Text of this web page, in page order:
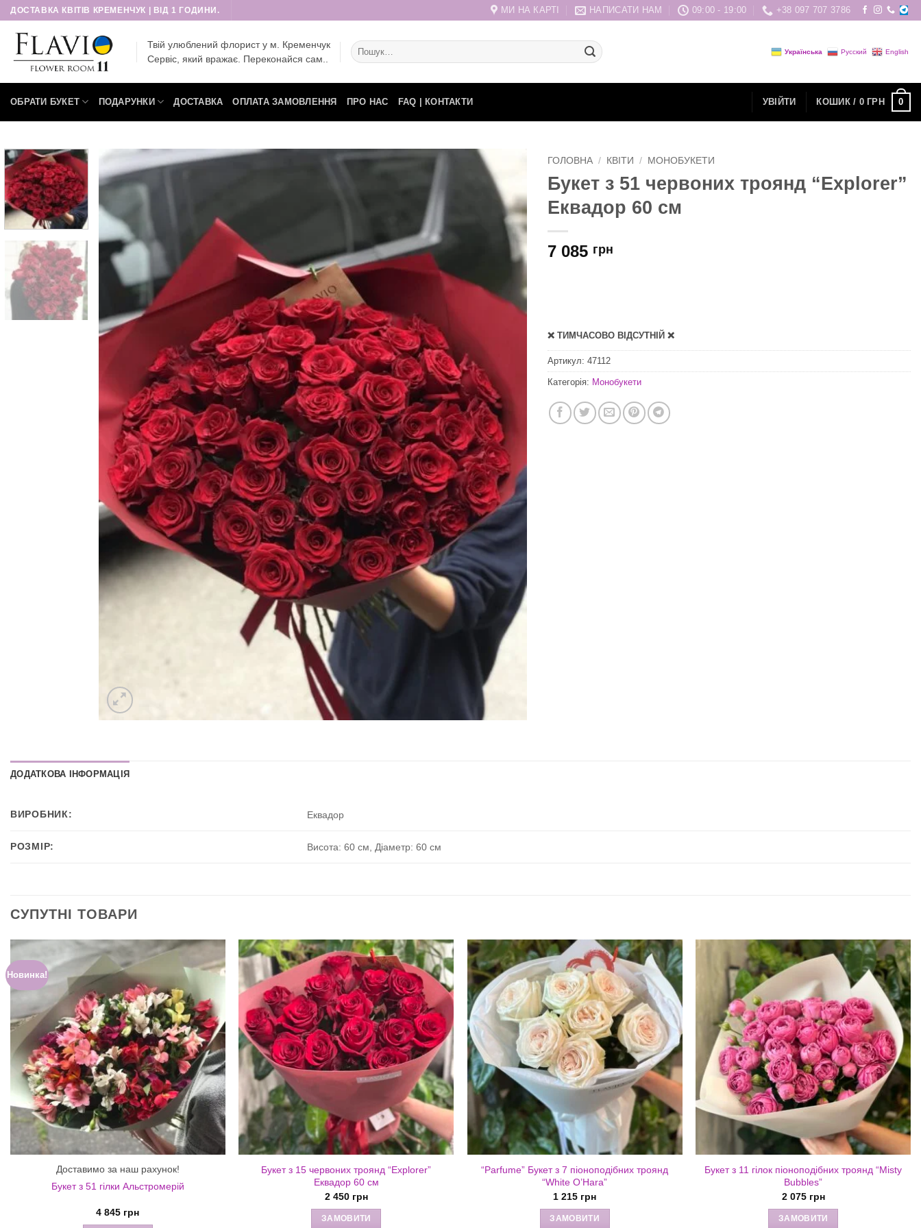
Пропустити
ДОСТАВКА КВІТІВ КРЕМЕНЧУК | ВІД 1 ГОДИНИ. МИ НА КАРТІ НАПИСАТИ НАМ 09:00 - 19:00 +38 097 707 3786
Твій улюблений флорист у м. Кременчук
Сервіс, який вражає. Переконайся сам..
Шукати:
Українська Русский English
ОБРАТИ БУКЕТ ПОДАРУНКИ ДОСТАВКА ОПЛАТА ЗАМОВЛЕННЯ ПРО НАС FAQ | КОНТАКТИ УВІЙТИ КОШИК / 0 ГРН 0
ГОЛОВНА / КВІТИ / МОНОБУКЕТИ
Букет з 51 червоних троянд “Explorer”
Еквадор 60 см
7 085 грн
❌ ТИМЧАСОВО ВІДСУТНІЙ ❌
Артикул: 47112
Категорія: Монобукети
ДОДАТКОВА ІНФОРМАЦІЯ
ВИРОБНИК: Еквадор
РОЗМІР: Висота: 60 см, Діаметр: 60 см
СУПУТНІ ТОВАРИ
Новинка!
Доставимо за наш рахунок!
Букет з 51 гілки Альстромерій
4 845 грн
Букет з 15 червоних троянд “Explorer”
Еквадор 60 см
2 450 грн
ЗАМОВИТИ
“Parfume” Букет з 7 піоноподібних троянд
“White O’Hara”
1 215 грн
ЗАМОВИТИ
Букет з 11 гілок піоноподібних троянд “Misty
Bubbles”
2 075 грн
ЗАМОВИТИ